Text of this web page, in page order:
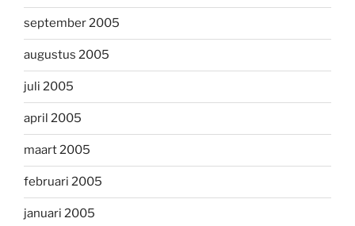
september 2005
augustus 2005
juli 2005
april 2005
maart 2005
februari 2005
januari 2005